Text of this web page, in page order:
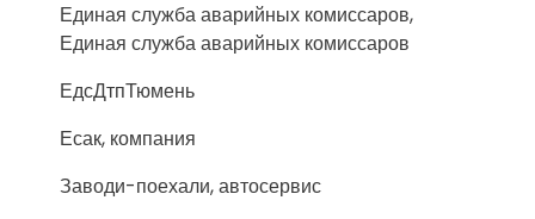
Единая служба аварийных комиссаров,
Единая служба аварийных комиссаров
ЕдсДтпТюмень
Есак, компания
Заводи-поехали, автосервис